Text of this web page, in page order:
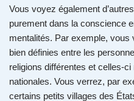
Vous voyez également
purement dans la conscience
mentalités. Par exemple,
bien définies entre les
religions différentes et celles-
nationales. Vous verrez, par
certains petits villages des